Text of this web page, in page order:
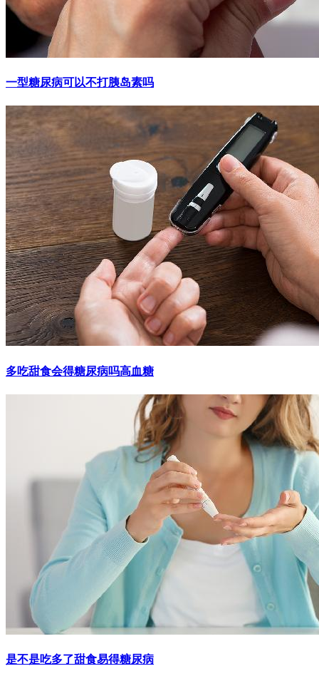
一型糖尿病可以不打胰岛素吗
多吃甜食会得糖尿病吗高血糖
是不是吃多了甜食易得糖尿病